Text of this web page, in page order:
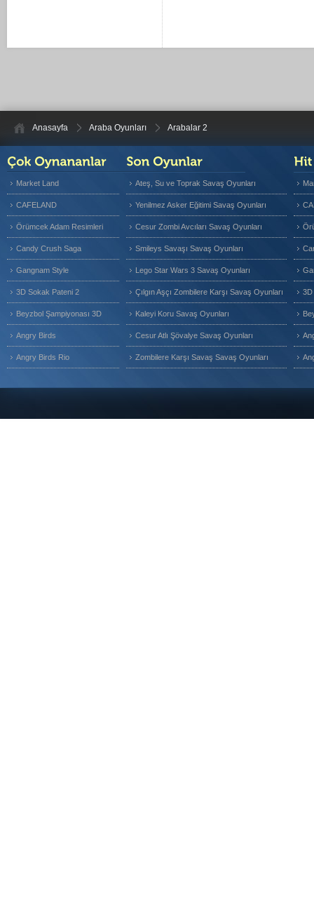
Anasayfa Araba Oyunları Arabalar 2
Market Land
CAFELAND
Örümcek Adam Resimleri
Candy Crush Saga
Gangnam Style
3D Sokak Pateni 2
Beyzbol Şampiyonası 3D
Angry Birds
Angry Birds Rio
Ateş, Su ve Toprak Savaş Oyunları
Yenilmez Asker Eğitimi Savaş Oyunları
Cesur Zombi Avcıları Savaş Oyunları
Smileys Savaşı Savaş Oyunları
Lego Star Wars 3 Savaş Oyunları
Çılgın Aşçı Zombilere Karşı Savaş Oyunları
Kaleyi Koru Savaş Oyunları
Cesur Atlı Şövalye Savaş Oyunları
Zombilere Karşı Savaş Savaş Oyunları
3D